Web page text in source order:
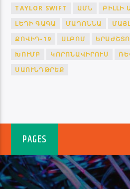
TAYLOR SWIFT
ԱՄՆ ԲԻԼԼԻ
ԼԵԴԻ ԳԱԳԱ
ՄԱԴՈՆՆԱ
ՔՈՎԻԴ-19
ԱԼԲՈՄ
ԽՈՒՄԲ
ԿՈՐՈՆԱՎԻՐՈՒՍ
ՍԱՈՒՆԴԹՐԵՔ
PAGES